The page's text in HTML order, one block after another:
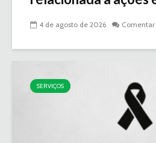
4 de agosto de 2026 Comentar
SERVIÇOS